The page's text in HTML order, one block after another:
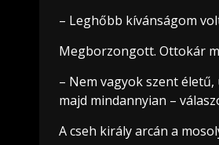
– Leghőbb kívánságom
Megborzongott. Ottokár
– Nem vagyok szent
majd mindannyian –
A cseh király arcán a